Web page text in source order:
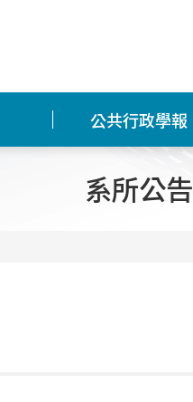
公共行政學報
系所公告